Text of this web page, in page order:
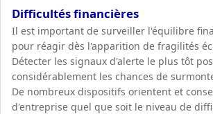
Difficultés financières
Il est important de surveiller l'équilibre
pour réagir dès l'apparition de fragilités
Détecter les signaux d'alerte le plus tôt
considérablement les chances de
De nombreux dispositifs orientent et
d'entreprise quel que soit le niveau de